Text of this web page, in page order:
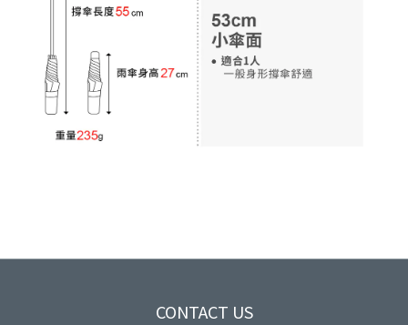
CONTACT US